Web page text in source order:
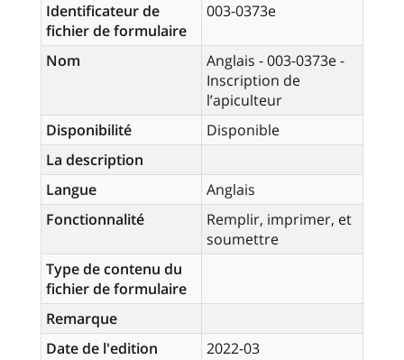
Identificateur de
fichier de formulaire
003-0373e
Nom
Anglais - 003-0373e -
Inscription de
l’apiculteur
Disponibilité
Disponible
La description
Langue
Anglais
Fonctionnalité
Remplir, imprimer, et
soumettre
Type de contenu du
fichier de formulaire
Remarque
Date de l'edition
2022-03